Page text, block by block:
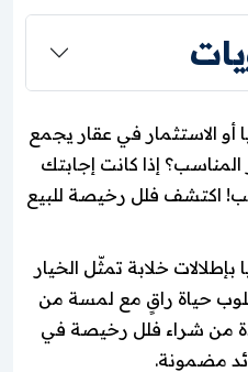
أو الاستثمار في عقار يجمع
إذا كانت إجابتك
اكتشف فلل رخيصة للبيع
خلابة تمثّل الخيار
حياة راقٍ مع لمسة من
من شراء فلل رخيصة في
مضمونة.